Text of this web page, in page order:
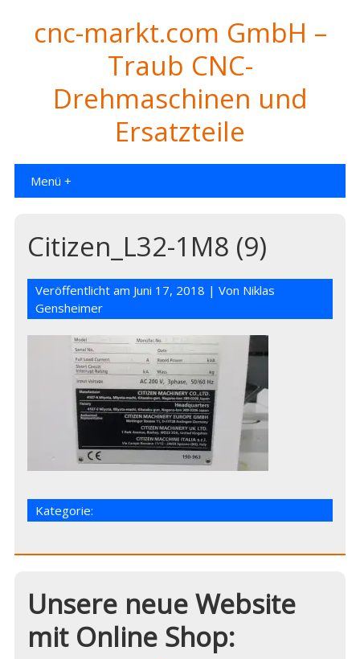
cnc-markt.com GmbH –
Traub CNC-
Drehmaschinen und
Ersatzteile
Menü +
Citizen_L32-1M8 (9)
Veröffentlicht am Juni 17, 2018 | Von Niklas
Gensheimer
Kategorie:
Unsere neue Website
mit Online Shop: